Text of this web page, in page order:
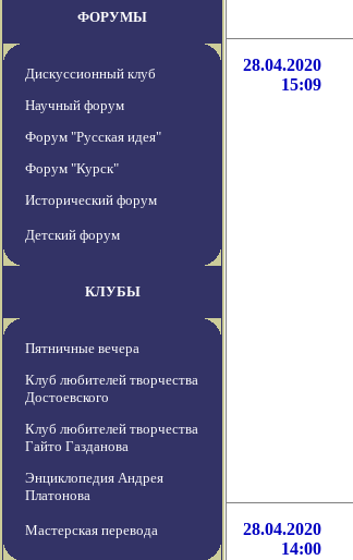
ФОРУМЫ
Дискуссионный клуб
Научный форум
Форум "Русская идея"
Форум "Курск"
Исторический форум
Детский форум
КЛУБЫ
Пятничные вечера
Клуб любителей творчества
Достоевского
Клуб любителей творчества
Гайто Газданова
Энциклопедия Андрея
Платонова
Мастерская перевода
28.04.2020
15:09
28.04.2020
14:00